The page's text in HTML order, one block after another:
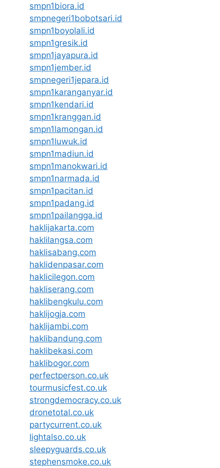
smpn1biora.id
smpnegeri1bobotsari.id
smpn1boyolali.id
smpn1gresik.id
smpn1jayapura.id
smpn1jember.id
smpnegeri1jepara.id
smpn1karanganyar.id
smpn1kendari.id
smpn1kranggan.id
smpn1lamongan.id
smpn1luwuk.id
smpn1madiun.id
smpn1manokwari.id
smpn1narmada.id
smpn1pacitan.id
smpn1padang.id
smpn1pailangga.id
haklijakarta.com
haklilangsa.com
haklisabang.com
haklidenpasar.com
haklicilegon.com
hakliserang.com
haklibengkulu.com
haklijogja.com
haklijambi.com
haklibandung.com
haklibekasi.com
haklibogor.com
perfectperson.co.uk
tourmusicfest.co.uk
strongdemocracy.co.uk
dronetotal.co.uk
partycurrent.co.uk
lightalso.co.uk
sleepyguards.co.uk
stephensmoke.co.uk